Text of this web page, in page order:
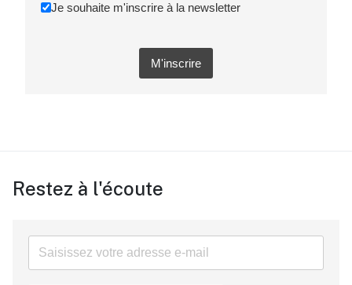
Je souhaite m'inscrire à la newsletter
M'inscrire
Restez à l'écoute